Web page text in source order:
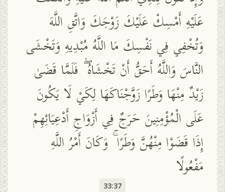
عَلَيْهِ أَمْسِكْ عَلَيْكَ زَوْجَكَ وَاتَّقِ اللَّهَ
وَتُخْفِي فِي نَفْسِكَ مَا اللَّهُ مُبْدِيهِ وَتَخْشَى
النَّاسَ وَاللَّهُ أَحَقُّ أَنْ تَخْشَاهُ ۖ فَلَمَّا قَضَىٰ
زَيْدٌ مِنْهَا وَطَرًا زَوَّجْنَاكَهَا لِكَيْ لَا يَكُونَ
عَلَى الْمُؤْمِنِينَ حَرَجٌ فِي أَزْوَاجِ أَدْعِيَائِهِمْ
إِذَا قَضَوْا مِنْهُنَّ وَطَرًا ۚ وَكَانَ أَمْرُ اللَّهِ
مَفْعُولًا
33:37